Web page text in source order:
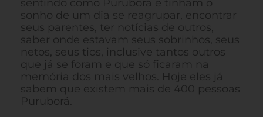
sentindo como Puruborá e tinham o
sonho de um dia se reagrupar, encontrar
seus parentes, ter notícias de outros,
saber onde estavam seus sobrinhos, seus
netos, seus tios, inclusive tantos outros
que já se foram e que só ficaram na
memória dos mais velhos. Hoje eles já
sabem que existem mais de 400 pessoas
Puruborá.